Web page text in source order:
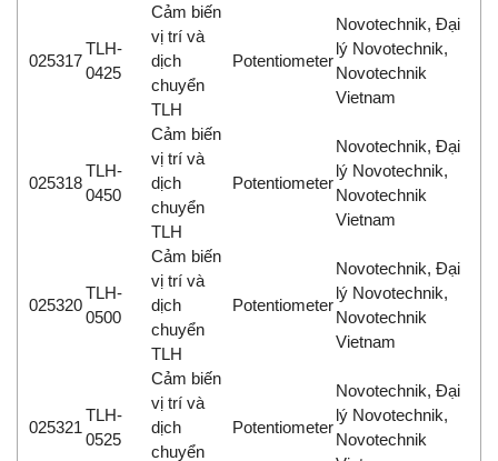
025317
TLH-
0425
Cảm biến
vị trí và
dịch
chuyển
TLH
Potentiometer
Novotechnik, Đại
lý Novotechnik,
Novotechnik
Vietnam
025318
TLH-
0450
Cảm biến
vị trí và
dịch
chuyển
TLH
Potentiometer
Novotechnik, Đại
lý Novotechnik,
Novotechnik
Vietnam
025320
TLH-
0500
Cảm biến
vị trí và
dịch
chuyển
TLH
Potentiometer
Novotechnik, Đại
lý Novotechnik,
Novotechnik
Vietnam
025321
TLH-
0525
Cảm biến
vị trí và
dịch
chuyển
Potentiometer
Novotechnik, Đại
lý Novotechnik,
Novotechnik